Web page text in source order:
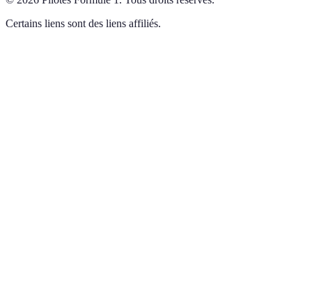
Certains liens sont des liens affiliés.